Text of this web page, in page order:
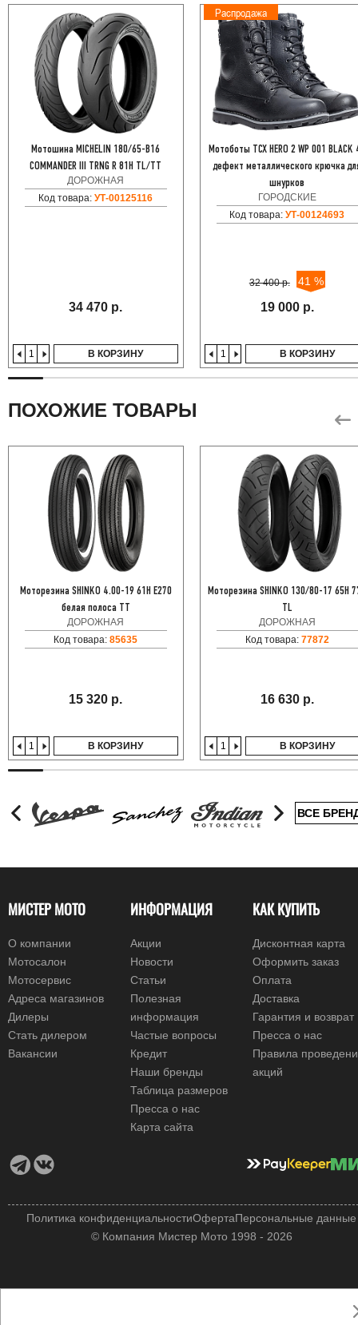
Мотошина MICHELIN 180/65-B16
COMMANDER III TRNG R 81H TL/TT
ДОРОЖНАЯ
Код товара:УТ-00125116
34 470 р.
В КОРЗИНУ
Распродажа
Мотоботы TCX HERO 2 WP 001 BLACK
дефект металлического крючка
шнурков
ГОРОДСКИЕ
Код товара:УТ-00124693
32 400 р. 41 %
19 000 р.
В КОРЗИНУ
ПОХОЖИЕ ТОВАРЫ
Моторезина SHINKO 4.00-19 61H E270
белая полоса TT
ДОРОЖНАЯ
Код товара:85635
15 320 р.
В КОРЗИНУ
Моторезина SHINKO 130/80-17 65H
TL
ДОРОЖНАЯ
Код товара: 77872
16 630 р.
В КОРЗИНУ
ВСЕ
МИСТЕР МОТО
О компании
Мотосалон
Мотосервис
Адреса магазинов
Дилеры
Стать дилером
Вакансии
ИНФОРМАЦИЯ
Акции
Новости
Статьи
Полезная
информация
Частые вопросы
Кредит
Наши бренды
Таблица размеров
Пресса о нас
Карта сайта
КАК КУПИТЬ
Дисконтная карта
Оформить заказ
Оплата
Доставка
Гарантия и возврат
Пресса о нас
Правила
акций
© Компания Мистер Мото 1998 - 2026
Политика конфиденциальностиОфертаПерсональные данные